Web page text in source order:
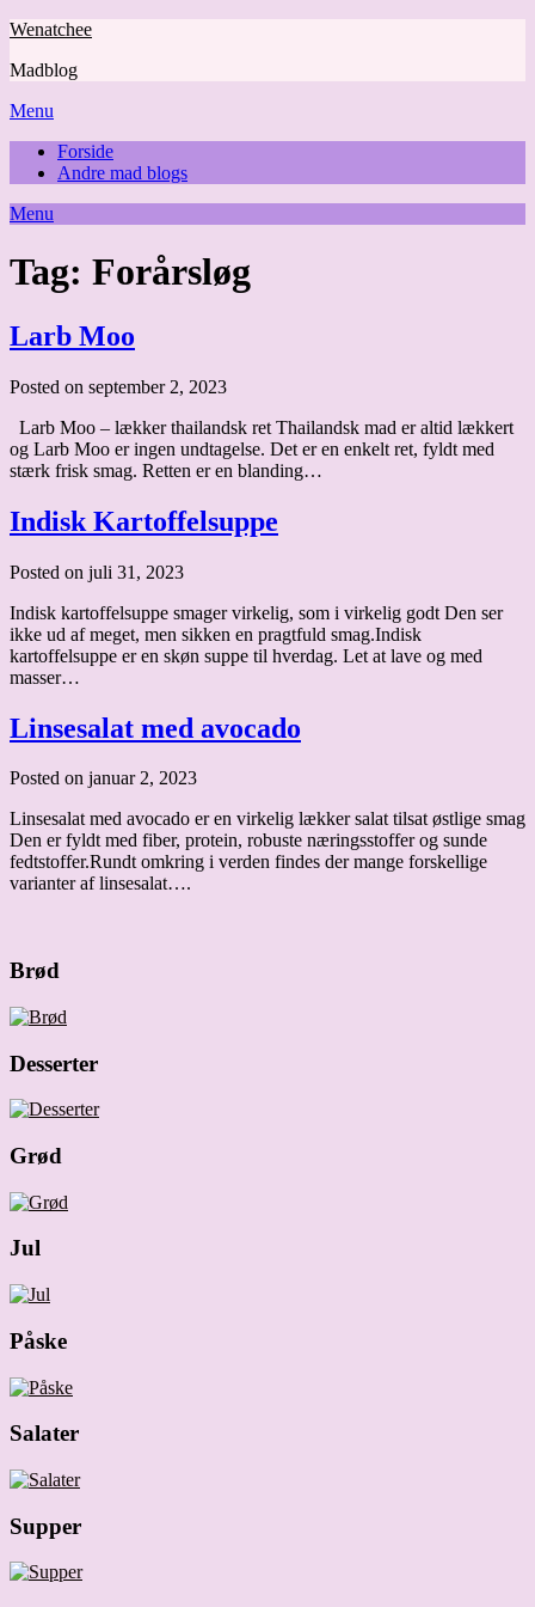
Skip
content
Wenatchee
Madblog
Menu
Forside
Andre mad blogs
Menu
Tag: Forårsløg
Larb Moo
Posted on september 2, 2023
Larb Moo – lækker thailandsk ret Thailandsk mad er altid lækkert
og Larb Moo er ingen undtagelse. Det er en enkelt ret, fyldt med
stærk frisk smag. Retten er en blanding…
Indisk Kartoffelsuppe
Posted on juli 31, 2023
Indisk kartoffelsuppe smager virkelig, som i virkelig godt Den ser
ikke ud af meget, men sikken en pragtfuld smag.Indisk
kartoffelsuppe er en skøn suppe til hverdag. Let at lave og med
masser…
Linsesalat med avocado
Posted on januar 2, 2023
Linsesalat med avocado er en virkelig lækker salat tilsat østlige smag
Den er fyldt med fiber, protein, robuste næringsstoffer og sunde
fedtstoffer.Rundt omkring i verden findes der mange forskellige
varianter af linsesalat….
Brød
Desserter
Grød
Jul
Påske
Salater
Supper